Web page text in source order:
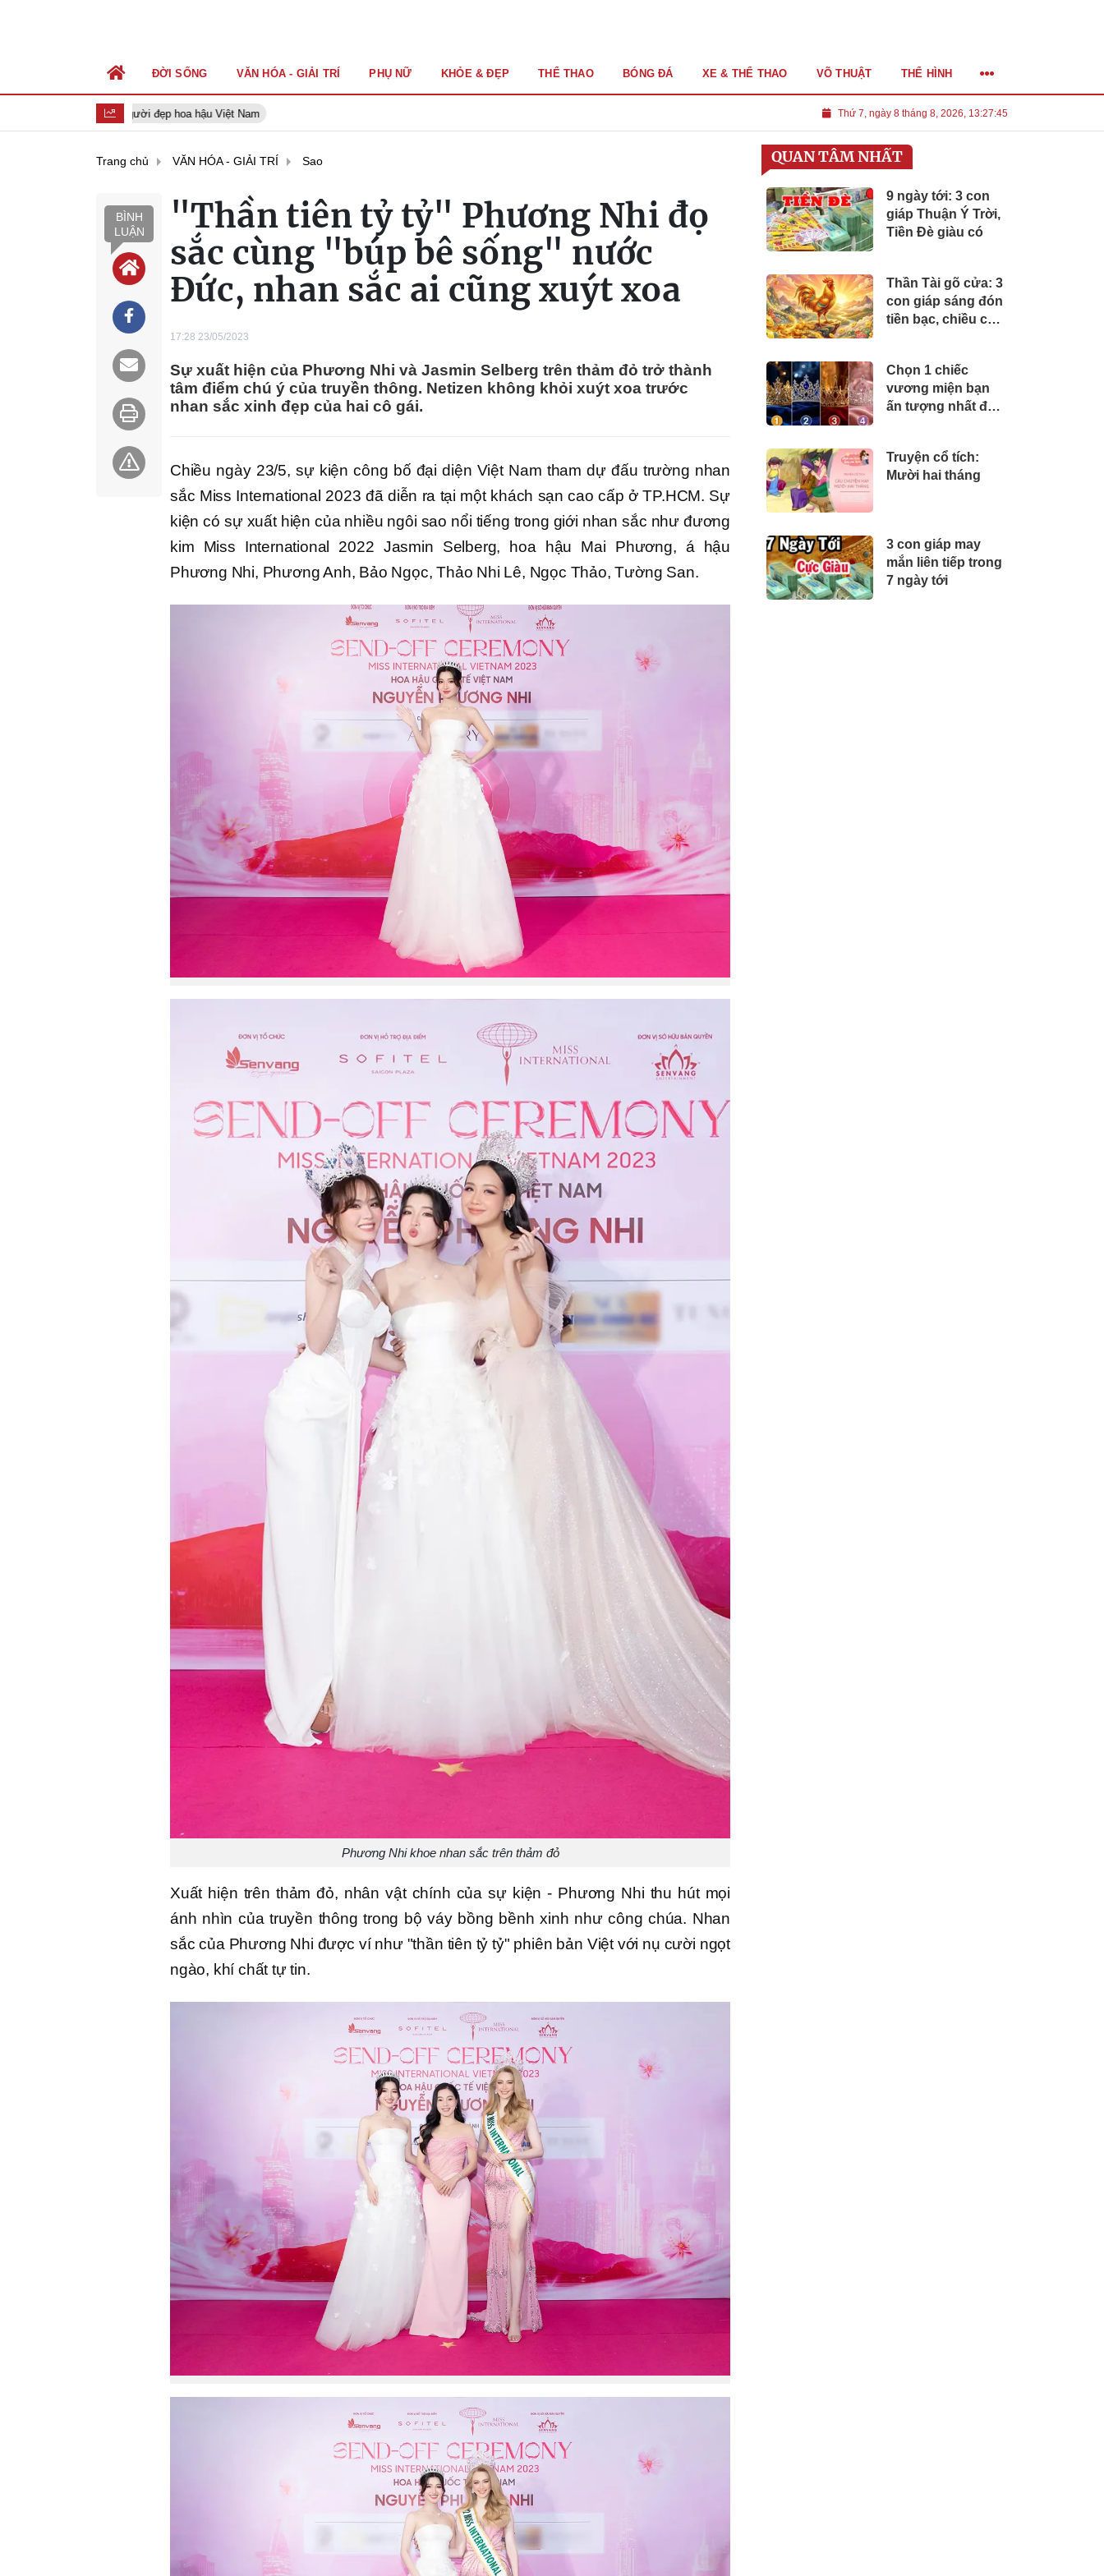
Người đẹp hoa hậu Việt Nam Thứ 7, ngày 8 tháng 8, 2026, 13:27:47
ĐỜI SỐNG VĂN HÓA - GIẢI TRÍ PHỤ NỮ KHỎE & ĐẸP THỂ THAO BÓNG ĐÁ XE & THỂ THAO VÕ THUẬT THỂ HÌNH
Trang chủ VĂN HÓA - GIẢI TRÍ Sao
BÌNH
LUẬN
"Thần tiên tỷ tỷ" Phương Nhi đọ
sắc cùng "búp bê sống" nước
Đức, nhan sắc ai cũng xuýt xoa
17:28 23/05/2023
Sự xuất hiện của Phương Nhi và Jasmin Selberg trên thảm đỏ trở thành
tâm điểm chú ý của truyền thông. Netizen không khỏi xuýt xoa trước
nhan sắc xinh đẹp của hai cô gái.
Chiều ngày 23/5, sự kiện công bố đại diện Việt Nam tham dự đấu trường nhan
sắc Miss International 2023 đã diễn ra tại một khách sạn cao cấp ở TP.HCM. Sự
kiện có sự xuất hiện của nhiều ngôi sao nổi tiếng trong giới nhan sắc như đương
kim Miss International 2022 Jasmin Selberg, hoa hậu Mai Phương, á hậu
Phương Nhi, Phương Anh, Bảo Ngọc, Thảo Nhi Lê, Ngọc Thảo, Tường San.
Phương Nhi khoe nhan sắc trên thảm đỏ
Xuất hiện trên thảm đỏ, nhân vật chính của sự kiện - Phương Nhi thu hút mọi
ánh nhìn của truyền thông trong bộ váy bồng bềnh xinh như công chúa. Nhan
sắc của Phương Nhi được ví như "thần tiên tỷ tỷ" phiên bản Việt với nụ cười ngọt
ngào, khí chất tự tin.
QUAN TÂM NHẤT
9 ngày tới: 3 con
giáp Thuận Ý Trời,
Tiền Đè giàu có
Thần Tài gõ cửa: 3
con giáp sáng đón
tiền bạc, chiều có
Chọn 1 chiếc
vương miện bạn
ấn tượng nhất để
nào
Truyện cổ tích:
Mười hai tháng
3 con giáp may
mắn liên tiếp trong
7 ngày tới